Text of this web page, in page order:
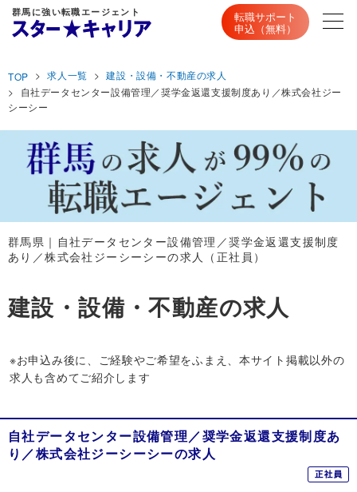
群馬に強い転職エージェント 転職サポート
申込（無料）
TOP 求人一覧
建設・設備・不動産の求人
自社データセンター設備管理／奨学金返還支援制度あり／株式会社ジー
シーシー
群馬県｜自社データセンター設備管理／奨学金返還支援制度
あり／株式会社ジーシーシーの求人（正社員）
建設・設備・不動産の求人
※お申込み後に、ご経験やご希望をふまえ、本サイト掲載以外の
求人も含めてご紹介します
自社データセンター設備管理／奨学金返還支援制度あ
り／株式会社ジーシーシーの求人